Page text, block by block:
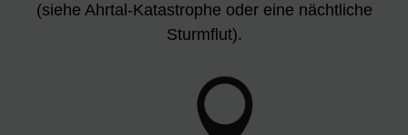
(siehe Ahrtal-Katastrophe oder eine nächtliche
Sturmflut).